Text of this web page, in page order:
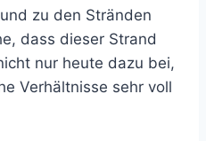
zu den Stränden
dass dieser Strand
nur heute dazu bei,
Verhältnisse sehr voll